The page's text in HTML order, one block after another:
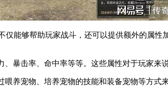
够帮助玩家战斗，还可以提供额外的属性
击率、命中率等等。这些属性对于玩家来
宠物、培养宠物的技能和装备宠物等方式